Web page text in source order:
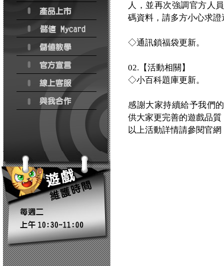
人，並再次強調官方人
碼資料，請多方小心求
◇通訊鎖福袋更新。
02.【活動相關】
◇小百科題庫更新。
感謝大家持續給予我們
供大家更完善的遊戲品質
以上活動詳情請參閱官網